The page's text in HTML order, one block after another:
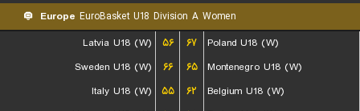
Europe EuroBasket U18 Division A Women
Latvia U18 (W)
۵۶ ۶۷
Poland U18 (W)
Sweden U18 (W)
۶۶ ۶۵
Montenegro U18 (W)
Italy U18 (W)
۵۵ ۶۲
Belgium U18 (W)